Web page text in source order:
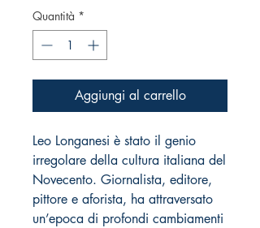
Quantità *
Aggiungi al carrello
Leo Longanesi è stato il genio
irregolare della cultura italiana del
Novecento. Giornalista, editore,
pittore e aforista, ha attraversato
un’epoca di profondi cambiamenti